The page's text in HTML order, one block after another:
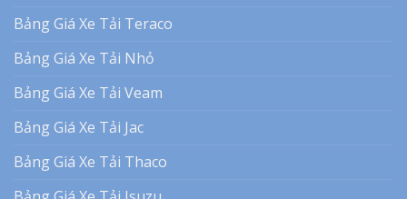
Bảng Giá Xe Tải Teraco
Bảng Giá Xe Tải Nhỏ
Bảng Giá Xe Tải Veam
Bảng Giá Xe Tải Jac
Bảng Giá Xe Tải Thaco